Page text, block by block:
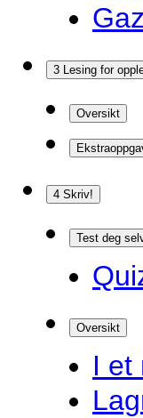
3 Lesing for
Oversikt
4 Skriv!
Test deg
Oversikt
I et